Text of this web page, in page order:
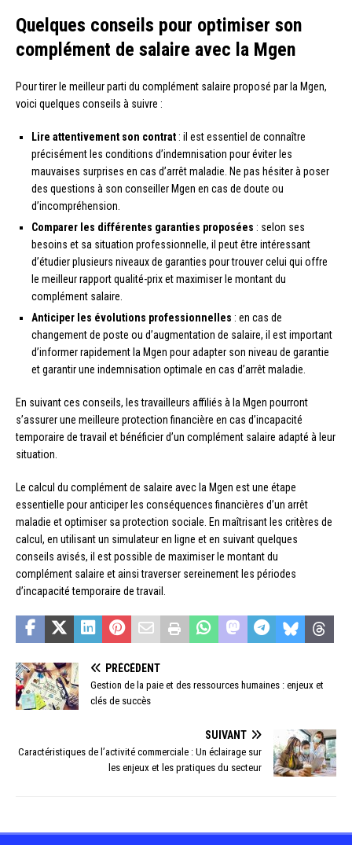
Quelques conseils pour optimiser son
complément de salaire avec la Mgen
Pour tirer le meilleur parti du complément salaire proposé par la Mgen,
voici quelques conseils à suivre :
Lire attentivement son contrat : il est essentiel de connaître
précisément les conditions d’indemnisation pour éviter les
mauvaises surprises en cas d’arrêt maladie. Ne pas hésiter à poser
des questions à son conseiller Mgen en cas de doute ou
d’incompréhension.
Comparer les différentes garanties proposées : selon ses
besoins et sa situation professionnelle, il peut être intéressant
d’étudier plusieurs niveaux de garanties pour trouver celui qui offre
le meilleur rapport qualité-prix et maximiser le montant du
complément salaire.
Anticiper les évolutions professionnelles : en cas de
changement de poste ou d’augmentation de salaire, il est important
d’informer rapidement la Mgen pour adapter son niveau de garantie
et garantir une indemnisation optimale en cas d’arrêt maladie.
En suivant ces conseils, les travailleurs affiliés à la Mgen pourront
s’assurer une meilleure protection financière en cas d’incapacité
temporaire de travail et bénéficier d’un complément salaire adapté à leur
situation.
Le calcul du complément de salaire avec la Mgen est une étape
essentielle pour anticiper les conséquences financières d’un arrêt
maladie et optimiser sa protection sociale. En maîtrisant les critères de
calcul, en utilisant un simulateur en ligne et en suivant quelques
conseils avisés, il est possible de maximiser le montant du
complément salaire et ainsi traverser sereinement les périodes
d’incapacité temporaire de travail.
PRÉCÉDENT
Gestion de la paie et des ressources humaines : enjeux et
clés de succès
SUIVANT
Caractéristiques de l’activité commerciale : Un éclairage sur
les enjeux et les pratiques du secteur